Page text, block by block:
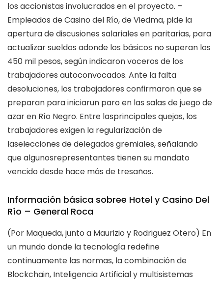
los accionistas involucrados en el proyecto. –
Empleados de Casino del Río, de Viedma, pide la
apertura de discusiones salariales en paritarias, para
actualizar sueldos adonde los básicos no superan los
450 mil pesos, según indicaron voceros de los
trabajadores autoconvocados. Ante la falta
desoluciones, los trabajadores confirmaron que se
preparan para iniciarun paro en las salas de juego de
azar en Río Negro. Entre lasprincipales quejas, los
trabajadores exigen la regularización de
laselecciones de delegados gremiales, señalando
que algunosrepresentantes tienen su mandato
vencido desde hace más de tresaños.
Información básica sobree Hotel y Casino Del
Río – General Roca
(Por Maqueda, junto a Maurizio y Rodriguez Otero) En
un mundo donde la tecnología redefine
continuamente las normas, la combinación de
Blockchain, Inteligencia Artificial y multisistemas